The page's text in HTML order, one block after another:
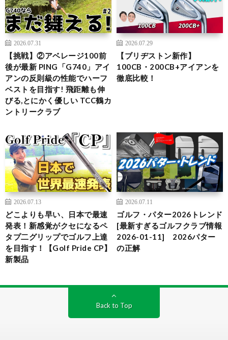
2026.07.31
【挑戦】②アベレージ100前
後が最新 PING「G740」アイ
アンの反則級の性能でハーフ
ベストを目指す! 飛距離も伸
びる,とにかく優しい TCC鶴カ
ントリークラブ
2026.07.29
【ブリヂストン新作】
100CB・200CB+アイアンを
徹底比較！
2026.07.13
どこよりも早い、日本で最速
発表！新感覚がクセになるペ
タプ二グリップでゴルフ上達
を目指す！【Golf Pride CP】
新製品
2026.07.11
ゴルフ・パター2026トレンド
[最新すぎるゴルフクラブ情報
2026-01-11] 2026パター
の正解
Back to Top